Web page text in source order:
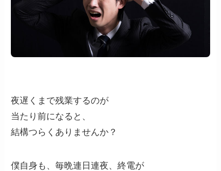
夜遅くまで残業するのが
当たり前になると、
結構つらくありませんか？
僕自身も、毎晩連日連夜、終電が